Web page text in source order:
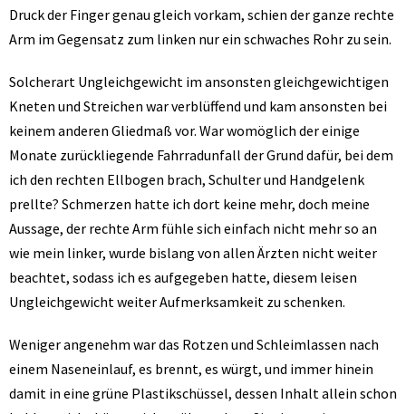
Druck der Finger genau gleich vorkam, schien der ganze rechte
Arm im Gegensatz zum linken nur ein schwaches Rohr zu sein.
Solcherart Ungleichgewicht im ansonsten gleichgewichtigen
Kneten und Streichen war verblüffend und kam ansonsten bei
keinem anderen Gliedmaß vor. War womöglich der einige
Monate zurückliegende Fahrradunfall der Grund dafür, bei dem
ich den rechten Ellbogen brach, Schulter und Handgelenk
prellte? Schmerzen hatte ich dort keine mehr, doch meine
Aussage, der rechte Arm fühle sich einfach nicht mehr so an
wie mein linker, wurde bislang von allen Ärzten nicht weiter
beachtet, sodass ich es aufgegeben hatte, diesem leisen
Ungleichgewicht weiter Aufmerksamkeit zu schenken.
Weniger angenehm war das Rotzen und Schleimlassen nach
einem Naseneinlauf, es brennt, es würgt, und immer hinein
damit in eine grüne Plastikschüssel, dessen Inhalt allein schon